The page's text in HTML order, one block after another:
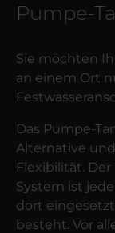
Pumpe-
Sie möchten
an einem Ort
Das Pumpe-
Alternative
Flexibilität.
System ist
dort
besteht. Vor